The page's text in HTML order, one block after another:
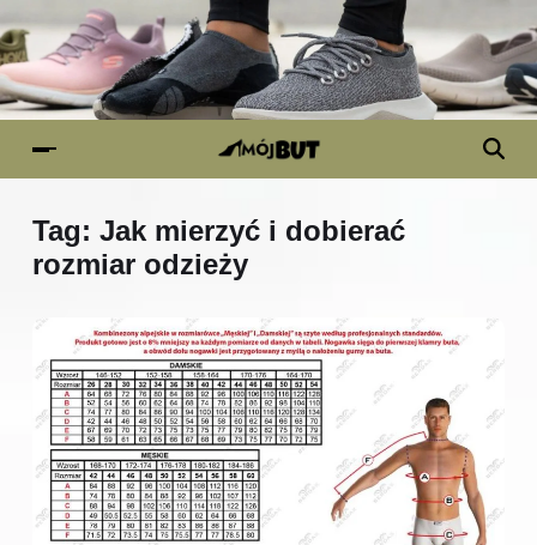
Tag: Jak mierzyć i dobierać
rozmiar odzieży